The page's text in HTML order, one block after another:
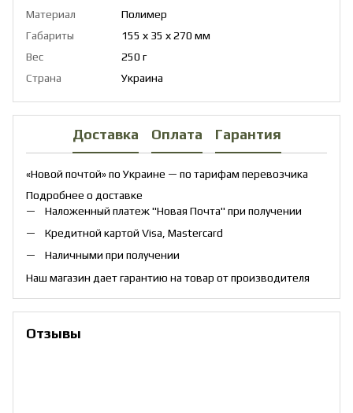
Материал
Полимер
Габариты
155 х 35 х 270 мм
Вес
250 г
Страна
Украина
Доставка Оплата Гарантия
«Новой почтой» по Украине — по тарифам перевозчика
Подробнее о доставке
Наложенный платеж "Новая Почта" при получении
Кредитной картой Visa, Mastercard
Наличными при получении
Наш магазин дает гарантию на товар от производителя
Отзывы